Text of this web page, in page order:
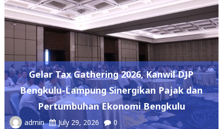
Gelar Tax Gathering 2026, Kanwil DJP
Bengkulu-Lampung Sinergikan Pajak dan
Pertumbuhan Ekonomi Bengkulu
admin July 29, 2026 0